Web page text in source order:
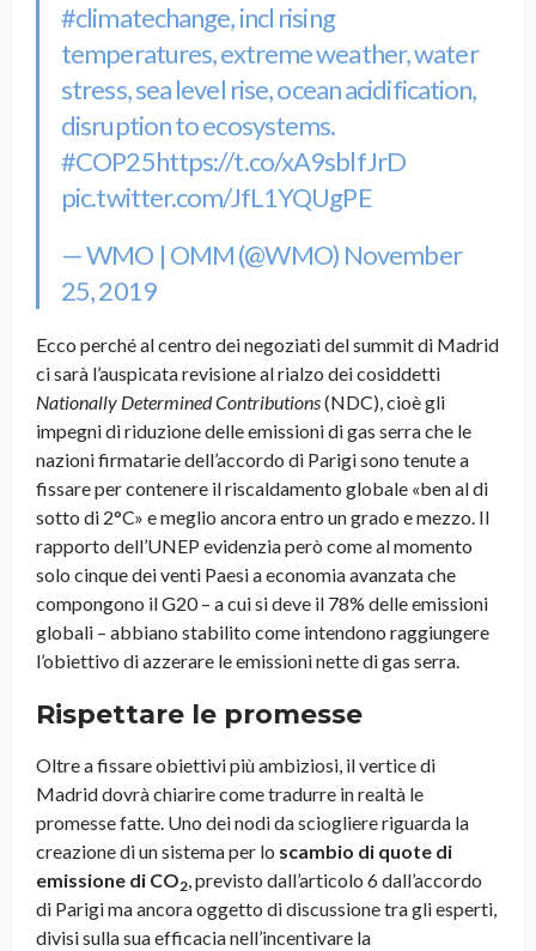
#climatechange, incl rising
temperatures, extreme weather, water
stress, sea level rise, ocean acidification,
disruption to ecosystems.
#COP25https://t.co/xA9sblfJrD
pic.twitter.com/JfL1YQUgPE
— WMO | OMM (@WMO) November
25, 2019
Ecco perché al centro dei negoziati del summit di Madrid
ci sarà l’auspicata revisione al rialzo dei cosiddetti
Nationally Determined Contributions(NDC), cioè gli
impegni di riduzione delle emissioni di gas serra che le
nazioni firmatarie dell’accordo di Parigi sono tenute a
fissare per contenere il riscaldamento globale «ben al di
sotto di 2°C» e meglio ancora entro un grado e mezzo. Il
rapporto dell’UNEP evidenzia però come al momento
solo cinque dei venti Paesi a economia avanzata che
compongono il G20 – a cui si deve il 78% delle emissioni
globali – abbiano stabilito come intendono raggiungere
l’obiettivo di azzerare le emissioni nette di gas serra.
Rispettare le promesse
Oltre a fissare obiettivi più ambiziosi, il vertice di
Madrid dovrà chiarire come tradurre in realtà le
promesse fatte. Uno dei nodi da sciogliere riguarda la
creazione di un sistema per lo scambio di quote di
emissione di CO2, previsto dall’articolo 6 dall’accordo
di Parigi ma ancora oggetto di discussione tra gli esperti,
divisi sulla sua efficacia nell’incentivare la